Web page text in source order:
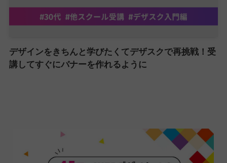
デザインをきちんと学びたくてデザスクで再挑戦！受
講してすぐにバナーを作れるように